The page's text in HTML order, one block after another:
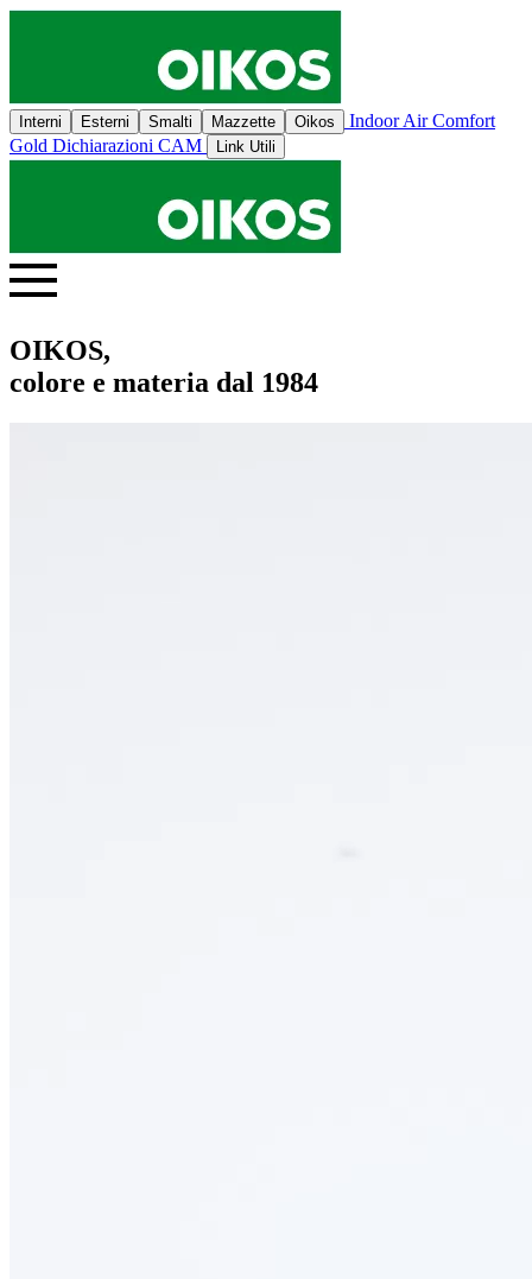
Interni Esterni Smalti Mazzette Oikos
Indoor Air Comfort
Gold Dichiarazioni CAM Link Utili
OIKOS,
colore e materia dal 1984